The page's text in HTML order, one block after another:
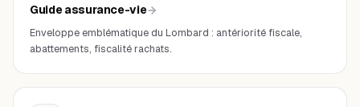
Guide assurance-vie
Enveloppe emblématique du Lombard : antériorité fiscale,
abattements, fiscalité rachats.